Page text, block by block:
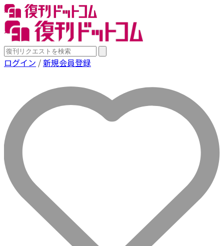
ログイン /新規会員登録